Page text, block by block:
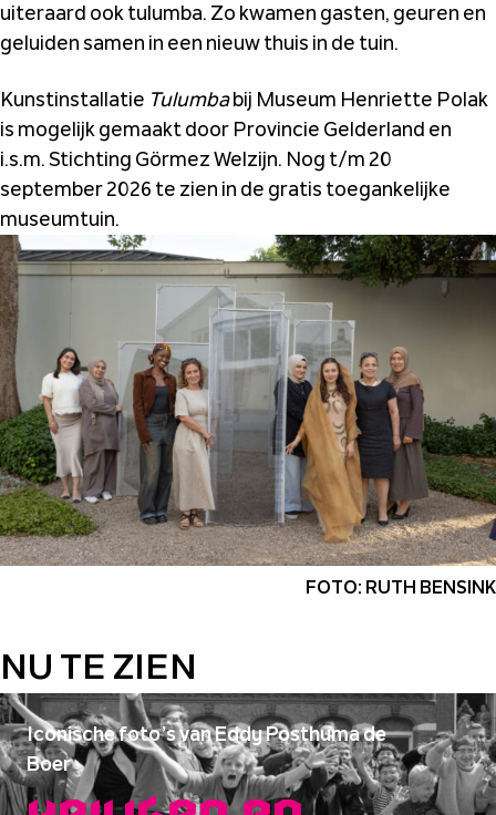
uiteraard ook tulumba. Zo kwamen gasten, geuren en
geluiden samen in een nieuw thuis in de tuin.
Kunstinstallatie Tulumbabij Museum Henriette Polak
is mogelijk gemaakt door Provincie Gelderland en
i.s.m. Stichting Görmez Welzijn. Nog t/m 20
september 2026 te zien in de gratis toegankelijke
museumtuin.
FOTO: RUTH BENSINK
NU TE ZIEN
Iconische foto’s van Eddy Posthuma de
Boer